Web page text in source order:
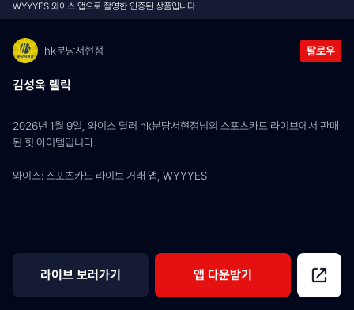
WYYYES 와이스 앱으로 촬영한 인증된 상품입니다
hk분당서현점 팔로우
김성욱 렐릭
2026년 1월 9일, 와이스 딜러 hk분당서현점님의 스포츠카드 라이브에서 판매
된 힛 아이템입니다.
와이스: 스포츠카드 라이브 거래 앱, WYYYES
라이브 보러가기 앱 다운받기